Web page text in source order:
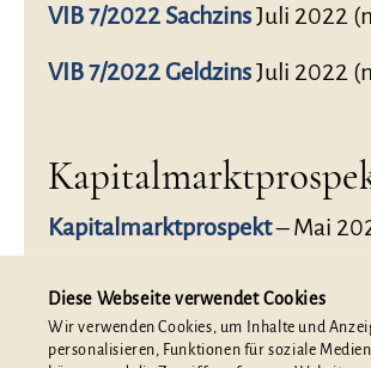
Diese Webseite verwendet Cookies
Wir verwenden Cookies, um Inhalte und
personalisieren, Funktionen für soziale
VIB 7/2022 SachzinsJuli 2022
VIB 7/2022 GeldzinsJuli 2022
Kapitalmarktprospekt– Mai
Nachtrag 2021